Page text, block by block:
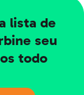
lista de
seu
todo